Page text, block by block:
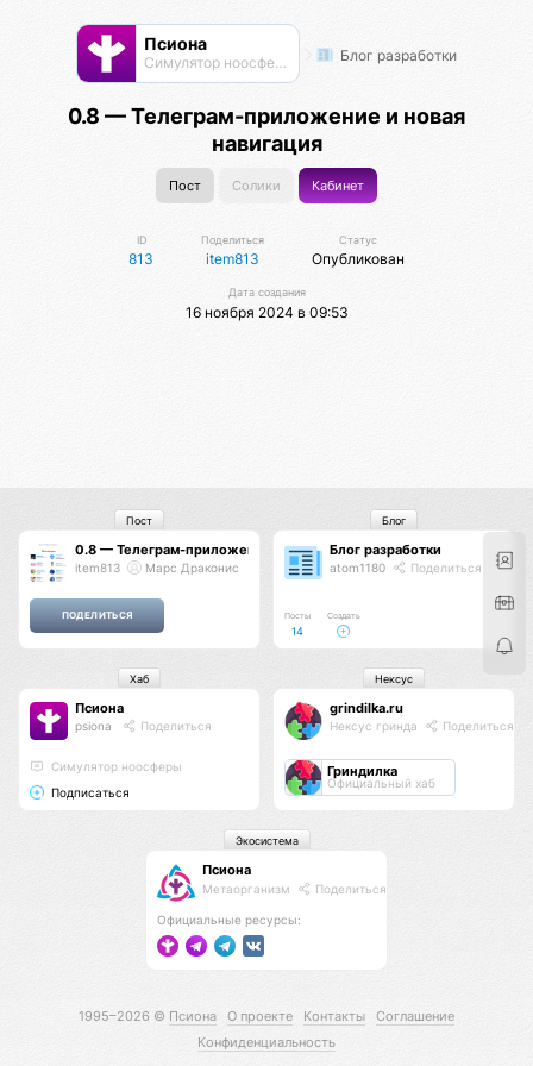
Псиона
Cимулятор ноосферы Блог разработки
0.8 — Телеграм-приложение и новая
навигация
Пост Солики Кабинет
ID
813
Поделиться
item813
Статус
Опубликован
Дата создания
16 ноября 2024 в 09:53
0.8 — Телеграм-приложение и новая навигация
item813 Марс Драконис
Пост
Блог разработки
atom1180 Поделиться
Посты
14
Создать
Блог
Псиона
psiona Поделиться
Cимулятор ноосферы
Подписаться
Хаб
grindilka.ru
Нексус гринда Поделиться
Гриндилка
Официальный хаб
Нексус
Псиона
Метаорганизм Поделиться
Официальные ресурсы:
Экосистема
1995–2026 © Псиона О проекте Контакты
Соглашение
Конфиденциальность